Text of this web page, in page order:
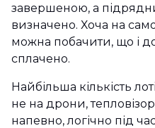
завершеною, а
визначено. Хоча на
можна побачити, що і
сплачено.
Найбільша кількість
не на дрони,
напевно, логічно під